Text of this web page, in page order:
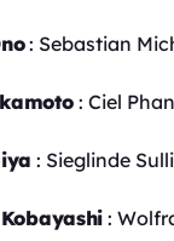
: Sebastian
: Ciel
: Sieglinde
: